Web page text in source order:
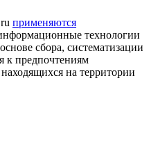
применяются
технологии
сбора, систематизации
к предпочтениям
на территории